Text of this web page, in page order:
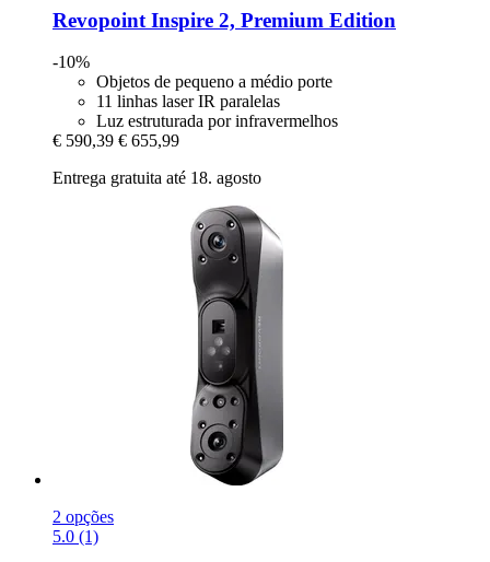
Revopoint Inspire 2, Premium Edition
-10%
Objetos de pequeno a médio porte
11 linhas laser IR paralelas
Luz estruturada por infravermelhos
€ 590,39 € 655,99
Entrega gratuita até 18. agosto
2 opções
5.0 (1)